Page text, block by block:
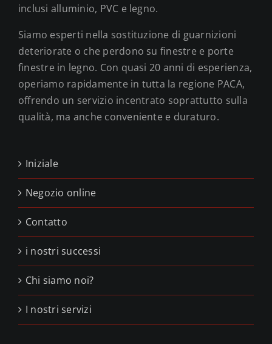
inclusi alluminio, PVC e legno.
Siamo esperti nella sostituzione di guarnizioni
deteriorate o che perdono su finestre e porte
finestre in legno. Con quasi 20 anni di esperienza,
operiamo rapidamente in tutta la regione PACA,
offrendo un servizio incentrato soprattutto sulla
qualità, ma anche conveniente e duraturo.
Iniziale
Negozio online
Contatto
i nostri successi
Chi siamo noi?
I nostri servizi